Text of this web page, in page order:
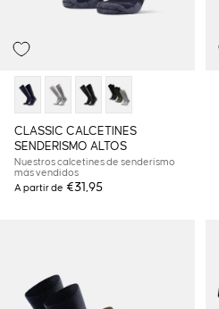
CLASSIC CALCETINES
SENDERISMO ALTOS
Nuestros calcetines de senderismo
más vendidos
A partir de €31,95